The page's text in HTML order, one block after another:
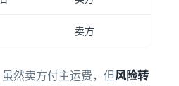
卖方
然卖方付主运费，但风险转